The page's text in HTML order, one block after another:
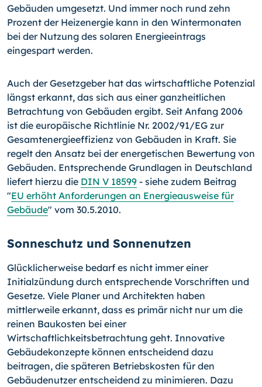
Gebäuden umgesetzt. Und immer noch rund zehn
Prozent der Heizenergie kann in den Wintermonaten
bei der Nutzung des solaren Energieeintrags
eingespart werden.
Auch der Gesetzgeber hat das wirtschaftliche Potenzial
längst erkannt, das sich aus einer ganzheitlichen
Betrachtung von Gebäuden ergibt. Seit Anfang 2006
ist die europäische Richtlinie Nr. 2002/91/EG zur
Gesamtenergieeffizienz von Gebäuden in Kraft. Sie
regelt den Ansatz bei der energetischen Bewertung von
Gebäuden. Entsprechende Grundlagen in Deutschland
liefert hierzu die DIN V 18599 - siehe zudem Beitrag
"EU erhöht Anforderungen an Energieausweise für
Gebäude" vom 30.5.2010.
Sonneschutz und Sonnenutzen
Glücklicherweise bedarf es nicht immer einer
Initialzündung durch entsprechende Vorschriften und
Gesetze. Viele Planer und Architekten haben
mittlerweile erkannt, dass es primär nicht nur um die
reinen Baukosten bei einer
Wirtschaftlichkeitsbetrachtung geht. Innovative
Gebäudekonzepte können entscheidend dazu
beitragen, die späteren Betriebskosten für den
Gebäudenutzer entscheidend zu minimieren. Dazu